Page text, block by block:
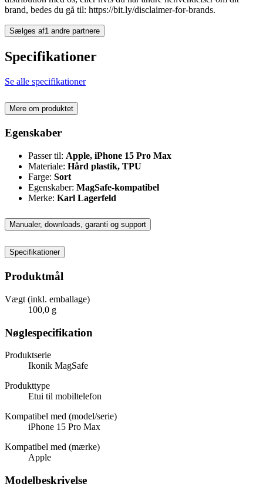
brand, bedes du gå til: https://bit.ly/disclaimer-for-brands.
Sælges af1 andre partnere
Specifikationer
Se alle specifikationer
Mere om produktet
Egenskaber
Passer til: Apple, iPhone 15 Pro Max
Materiale: Hård plastik, TPU
Farge: Sort
Egenskaber: MagSafe-kompatibel
Merke: Karl Lagerfeld
Manualer, downloads, garanti og support
Specifikationer
Produktmål
Vægt (inkl. emballage)
100,0 g
Nøglespecifikation
Produktserie
Ikonik MagSafe
Produkttype
Etui til mobiltelefon
Kompatibel med (model/serie)
iPhone 15 Pro Max
Kompatibel med (mærke)
Apple
Modelbeskrivelse